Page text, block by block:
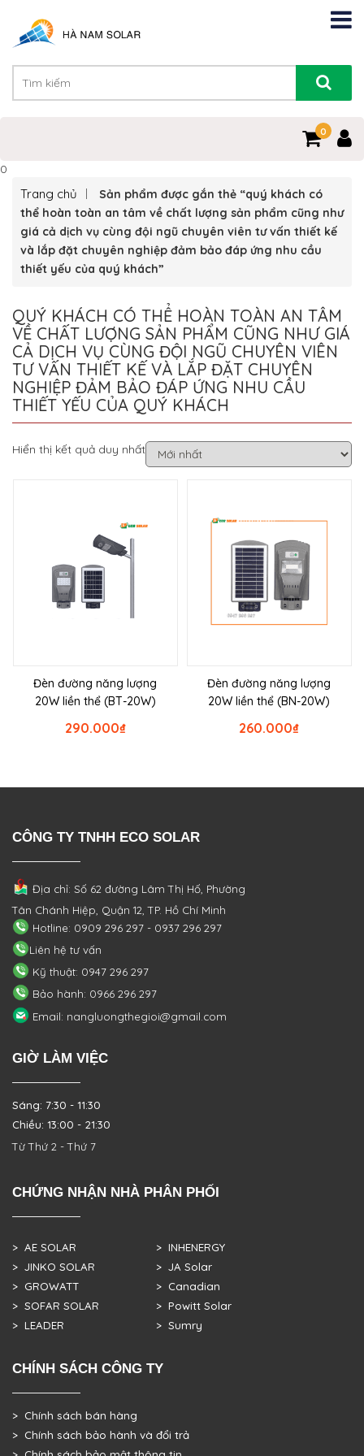
0
0
Trang chủ
Sản phẩm được gắn thẻ “quý khách có
thể hoàn toàn an tâm về chất lượng sản phẩm cũng như
giá cả dịch vụ cùng đội ngũ chuyên viên tư vấn thiết kế
và lắp đặt chuyên nghiệp đảm bảo đáp ứng nhu cầu
thiết yếu của quý khách”
QUÝ KHÁCH CÓ THỂ HOÀN TOÀN AN TÂM
VỀ CHẤT LƯỢNG SẢN PHẨM CŨNG NHƯ GIÁ
CẢ DỊCH VỤ CÙNG ĐỘI NGŨ CHUYÊN VIÊN
TƯ VẤN THIẾT KẾ VÀ LẮP ĐẶT CHUYÊN
NGHIỆP ĐẢM BẢO ĐÁP ỨNG NHU CẦU
THIẾT YẾU CỦA QUÝ KHÁCH
Hiển thị kết quả duy nhất
Đèn đường năng lượng
20W liền thể (BT-20W)
₫
290.000
Đèn đường năng lượng
20W liền thể (BN-20W)
₫
260.000
CÔNG TY TNHH ECO SOLAR
Địa chỉ: Số 62 đường Lâm Thị Hố, Phường
Tân Chánh Hiệp, Quận 12, TP. Hồ Chí Minh
Hotline: 0909 296 297 - 0937 296 297
Liên hệ tư vấn
Kỹ thuật: 0947 296 297
Bảo hành: 0966 296 297
Email: nangluongthegioi@gmail.com
GIỜ LÀM VIỆC
Sáng: 7:30 - 11:30
Chiều: 13:00 - 21:30
Từ Thứ 2 - Thứ 7
CHỨNG NHẬN NHÀ PHÂN PHỐI
> AE SOLAR
> JINKO SOLAR
> GROWATT
> SOFAR SOLAR
> LEADER
> INHENERGY
> JA Solar
> Canadian
> Powitt Solar
> Sumry
CHÍNH SÁCH CÔNG TY
> Chính sách bán hàng
> Chính sách bảo hành và đổi trả